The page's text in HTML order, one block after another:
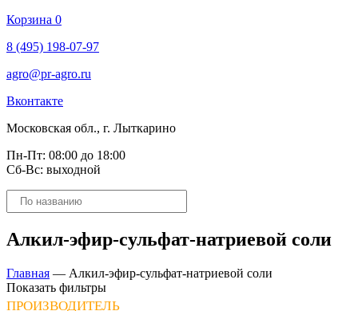
Корзина 0
8 (495) 198-07-97
agro@pr-agro.ru
Вконтакте
Московская обл., г. Лыткарино
Пн-Пт: 08:00 до 18:00
Сб-Вс: выходной
Поиск
товаров
Алкил-эфир-сульфат-натриевой соли
Главная — Алкил-эфир-сульфат-натриевой соли
Показать фильтры
ПРОИЗВОДИТЕЛЬ